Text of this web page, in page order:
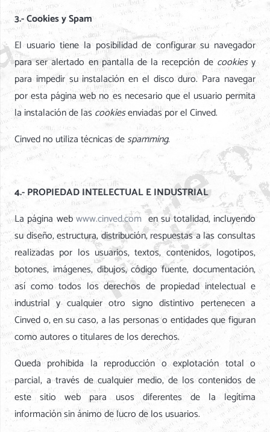
3.- Cookies y Spam
El usuario tiene la posibilidad de configurar su navegador
para ser alertado en pantalla de la recepción de cookiesy
para impedir su instalación en el disco duro. Para navegar
por esta página web no es necesario que el usuario permita
la instalación de lascookiesenviadas por el Cinved.
Cinved no utiliza técnicas despamming.
4.- PROPIEDAD INTELECTUAL E INDUSTRIAL
La página webwww.cinved.com en su totalidad, incluyendo
su diseño, estructura, distribución, respuestas a las consultas
realizadas por los usuarios, textos, contenidos, logotipos,
botones, imágenes, dibujos, código fuente, documentación,
así como todos los derechos de propiedad intelectual e
industrial y cualquier otro signo distintivo pertenecen a
Cinved o, en su caso, a las personas o entidades que figuran
como autores o titulares de los derechos.
Queda prohibida la reproducción o explotación total o
parcial, a través de cualquier medio, de los contenidos de
este sitio web para usos diferentes de la legítima
información sin ánimo de lucro de los usuarios.